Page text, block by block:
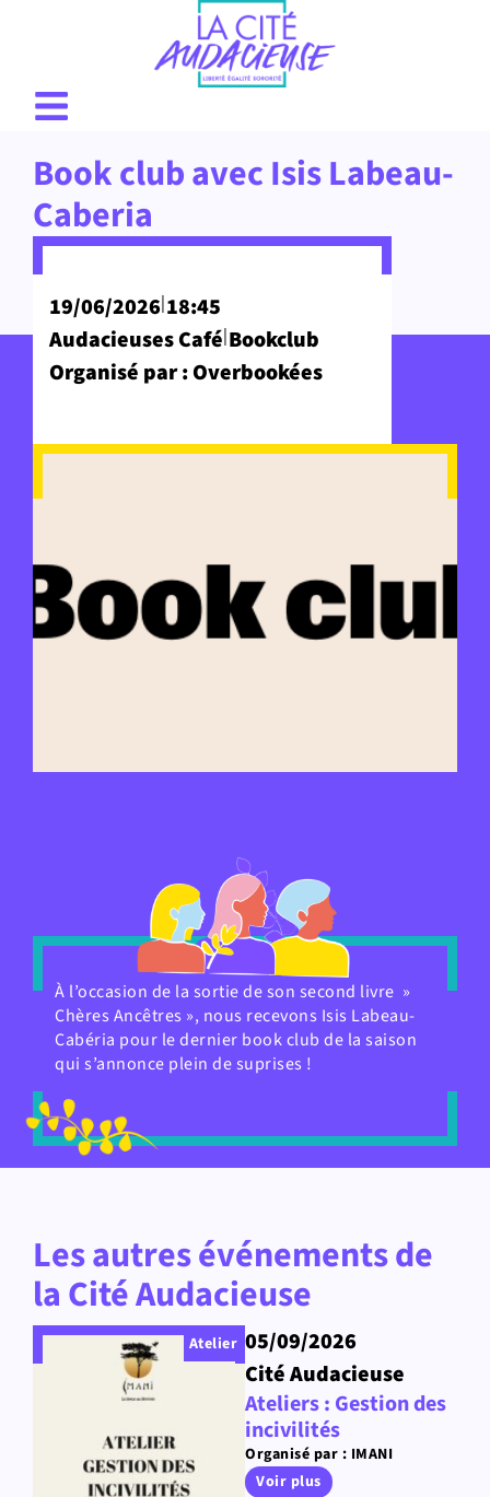
Book club avec Isis Labeau-
Caberia
19/06/2026|18:45
Audacieuses Café|Bookclub
Organisé par : Overbookées
À l’occasion de la sortie de son second livre »
Chères Ancêtres », nous recevons Isis Labeau-
Cabéria pour le dernier book club de la saison
qui s’annonce plein de suprises !
Les autres événements de
la Cité Audacieuse
Atelier 05/09/2026
Cité Audacieuse
Ateliers : Gestion des
incivilités
Organisé par : IMANI
Voir plus